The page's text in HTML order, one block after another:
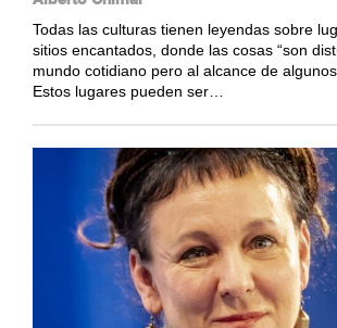
Todas las culturas tienen leyendas sobre
sitios encantados, donde las cosas “son
mundo cotidiano pero al alcance de
Estos lugares pueden ser…